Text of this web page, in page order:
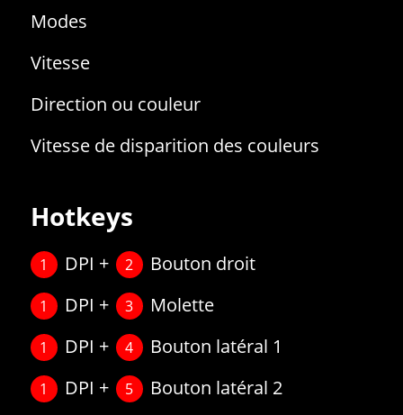
Modes
Vitesse
Direction ou couleur
Vitesse de disparition des couleurs
Hotkeys
1 DPI + 2 Bouton droit
1 DPI + 3 Molette
1 DPI + 4 Bouton latéral 1
1 DPI + 5 Bouton latéral 2